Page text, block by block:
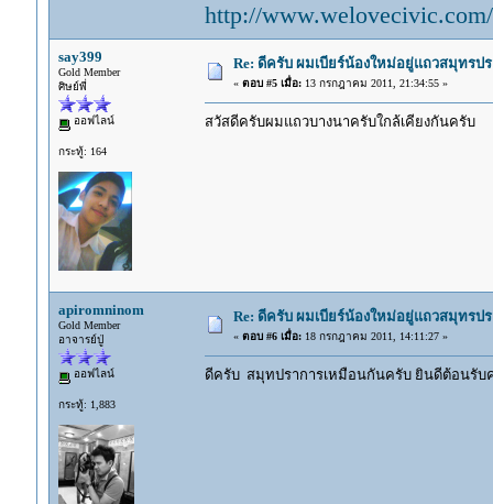
http://
say399
Gold Member
ศิษย์พี่
ออฟไลน์
กระทู้: 164
Re: ดีครับ ผมเบียร์น้องใหม่อยู่แถวสมุทร
« ตอบ #5 เมื่อ:13 กรกฎาคม 2011, 21:34:55 »
สวัสดีครับผมแถวบางนาครับใกล้เคียงกันครับ
apiromninom
Gold Member
อาจารย์ปู่
ออฟไลน์
กระทู้: 1,883
Re: ดีครับ ผมเบียร์น้องใหม่อยู่แถวสมุทร
« ตอบ #6 เมื่อ:18 กรกฎาคม 2011, 14:11:27 »
ดีครับ สมุทปราการเหมือนกันครับ ยินดีต้อนรับ